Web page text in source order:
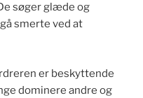
søger glæde og
smerte ved at
er beskyttende
dominere andre og